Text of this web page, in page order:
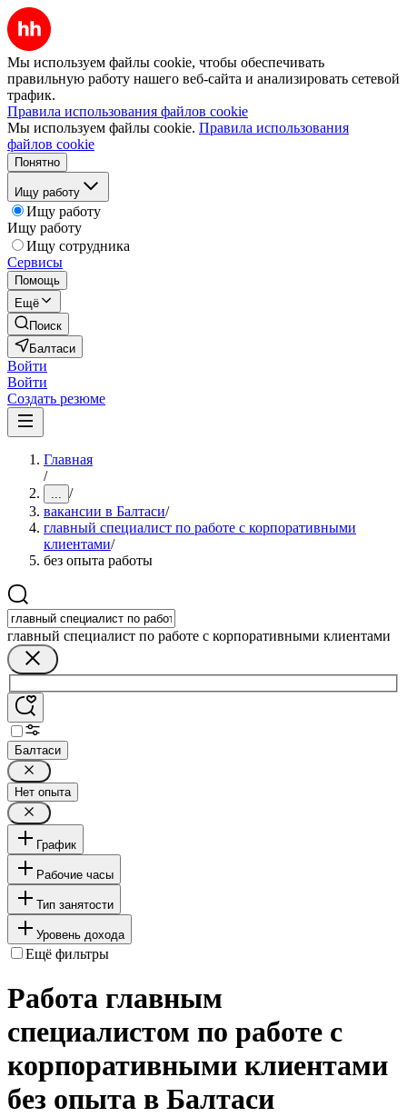
Мы используем файлы cookie, чтобы обеспечивать
правильную работу нашего веб-сайта и анализировать сетевой
трафик.
Правила использования файлов cookie
Мы используем файлы cookie. Правила использования
файлов cookie
Понятно
Ищу работу
Ищу работу
Ищу работу
Ищу сотрудника
Сервисы
Помощь
Ещё
Поиск
Балтаси
Войти
Войти
Создать резюме
Главная
/
... /
вакансии в Балтаси/
главный специалист по работе с корпоративными
клиентами/
без опыта работы
главный специалист по работе с корпоративными клиентами
Балтаси
Нет опыта
График
Рабочие часы
Тип занятости
Уровень дохода
Ещё фильтры
Работа главным
специалистом по работе с
корпоративными клиентами
без опыта в Балтаси